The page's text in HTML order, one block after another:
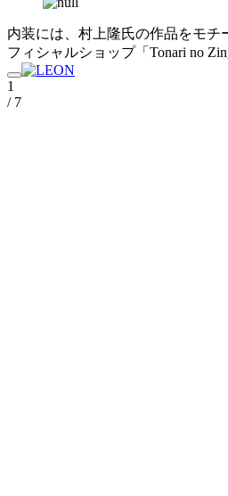
内装には、村上隆氏の作品をモチ
フィシャルショップ「Tonari no
1
/ 7